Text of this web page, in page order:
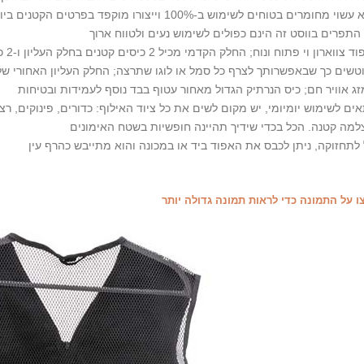
כך שבאפשרותך לצרף כל סמל או לוגו שתרצה; החלק העליון האחורי
לשימוש יומיומי, יש מקום לשים את כל ציוד האילוף: כדורים, פינוקים,
על התמונה כדי לראות תמונה גדולה יותר